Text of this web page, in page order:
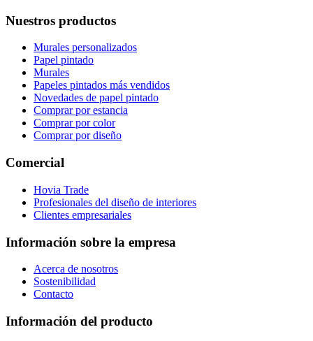
Nuestros productos
Murales personalizados
Papel pintado
Murales
Papeles pintados más vendidos
Novedades de papel pintado
Comprar por estancia
Comprar por color
Comprar por diseño
Comercial
Hovia Trade
Profesionales del diseño de interiores
Clientes empresariales
Información sobre la empresa
Acerca de nosotros
Sostenibilidad
Contacto
Información del producto